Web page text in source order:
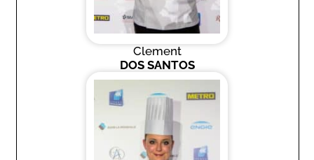
Clement
DOS SANTOS